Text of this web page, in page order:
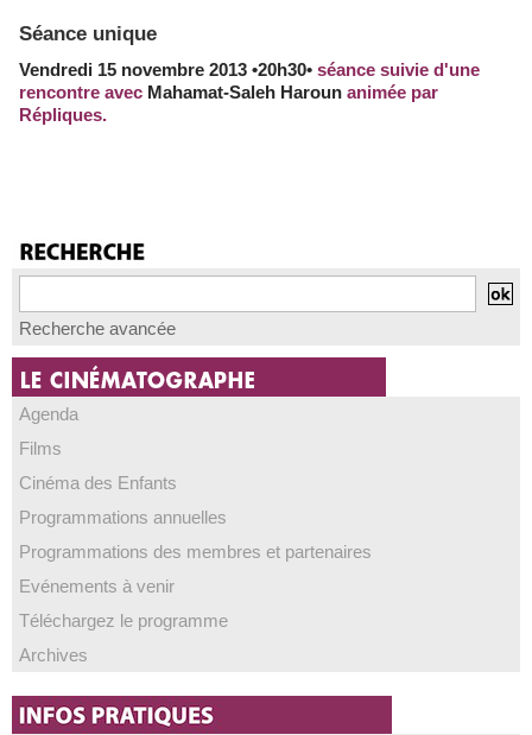
Séance unique
Vendredi 15 novembre 2013 •20h30• séance suivie d'une
rencontre avec Mahamat-Saleh Haroun animée par
Répliques.
Recherche avancée
Agenda
Films
Cinéma des Enfants
Programmations annuelles
Programmations des membres et partenaires
Evénements à venir
Téléchargez le programme
Archives